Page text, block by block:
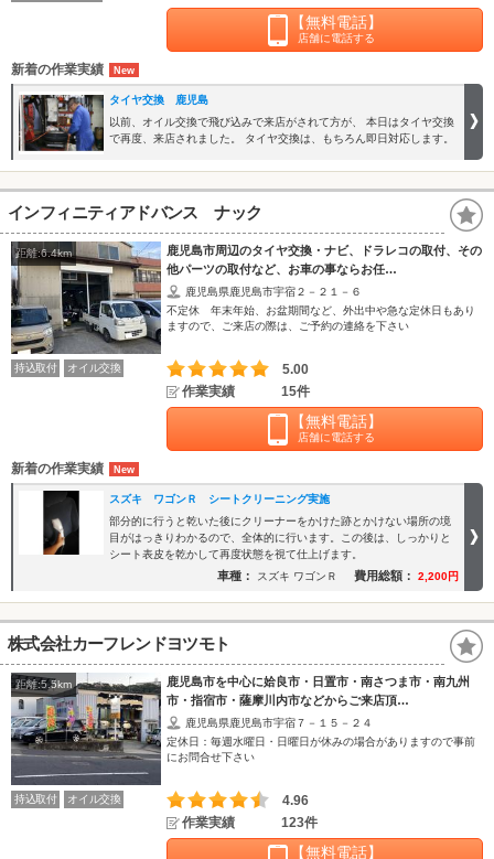
【無料電話】
店舗に電話する
新着の作業実績
タイヤ交換 鹿児島
以前、オイル交換で飛び込みで来店がされて方が、 本日はタイヤ交換
で再度、来店されました。 タイヤ交換は、もちろん即日対応します。
インフィニティアドバンス ナック
距離:6.4km
鹿児島市周辺のタイヤ交換・ナビ、ドラレコの取付、その
他パーツの取付など、お車の事ならお任…
鹿児島県鹿児島市宇宿２－２１－６
不定休 年末年始、お盆期間など、外出中や急な定休日もあり
ますので、ご来店の際は、ご予約の連絡を下さい
持込取付 オイル交換
5.00
作業実績
15件
【無料電話】
店舗に電話する
新着の作業実績
スズキ ワゴンＲ シートクリーニング実施
部分的に行うと乾いた後にクリーナーをかけた跡とかけない場所の境
目がはっきりわかるので、全体的に行います。この後は、しっかりと
シート表皮を乾かして再度状態を視て仕上げます。
車種： スズキ ワゴンＲ 費用総額： 2,200円
株式会社カーフレンドヨツモト
距離:5.5km
鹿児島市を中心に姶良市・日置市・南さつま市・南九州
市・指宿市・薩摩川内市などからご来店頂…
鹿児島県鹿児島市宇宿７－１５－２４
定休日：毎週水曜日・日曜日が休みの場合がありますので事前
にお問合せ下さい
持込取付 オイル交換
4.96
作業実績
123件
【無料電話】